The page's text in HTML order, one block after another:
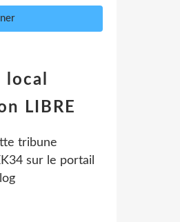
LIBRE
tribune
sur le portail